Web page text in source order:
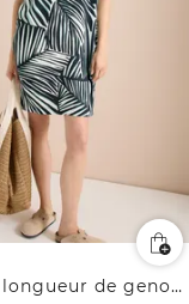
Robe à longueur de genou avec col en V arrondi